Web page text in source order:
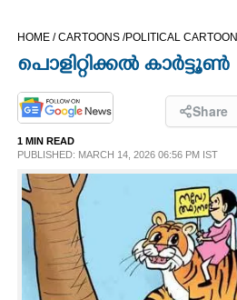
OPINION
PHOTOS
LIFESTYLE
SPIRITUAL
HOME /CARTOONS /POLITICAL CARTOON
പൊളിറ്റിക്കൽ കാർട്ടൂൺ
Share
1 MIN READ
PUBLISHED: MARCH 14, 2026 06:56 PM IST